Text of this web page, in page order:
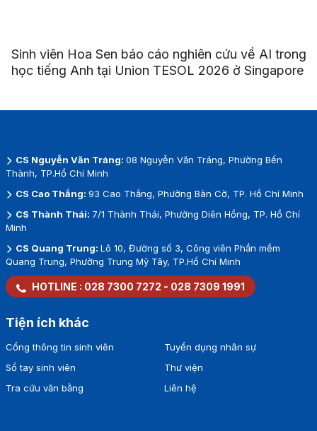
Sinh viên Hoa Sen báo cáo nghiên cứu về AI trong
học tiếng Anh tại Union TESOL 2026 ở Singapore
CS Nguyễn Văn Tráng: 08 Nguyễn Văn Tráng, Phường Bến
Thành, TP.Hồ Chí Minh
CS Cao Thắng: 93 Cao Thắng, Phường Bàn Cờ, TP. Hồ Chí Minh
CS Thành Thái: 7/1 Thành Thái, Phường Diên Hồng, TP. Hồ Chí
Minh
CS Quang Trung: Lô 10, Đường số 3, Công viên Phần mềm
Quang Trung, Phường Trung Mỹ Tây, TP.Hồ Chí Minh
HOTLINE : 028 7300 7272 - 028 7309 1991
Tiện ích khác
Cổng thông tin sinh viên
Sổ tay sinh viên
Tra cứu văn bằng
Tuyển dụng nhân sự
Thư viện
Liên hệ